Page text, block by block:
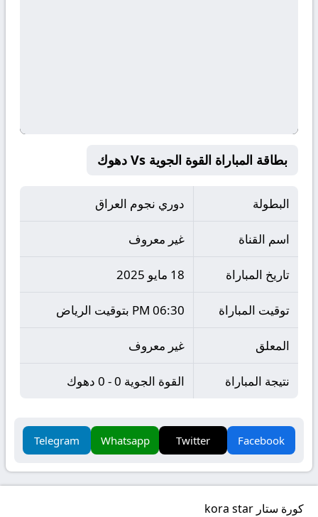
بطاقة المباراة القوة الجوية Vs دهوك
البطولة دوري نجوم العراق
اسم القناة غير معروف
تاريخ المباراة 18 مايو 2025
توقيت المباراة 06:30 PM بتوقيت الرياض
المعلق غير معروف
نتيجة المباراة القوة الجوية 0 - 0 دهوك
Facebook
Twitter
Whatsapp
Telegram
كورة ستار kora star